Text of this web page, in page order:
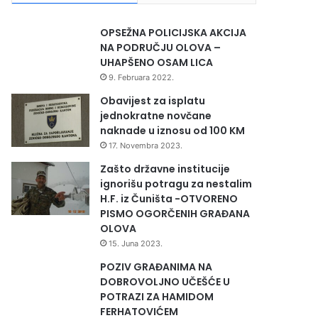
OPSEŽNA POLICIJSKA AKCIJA
NA PODRUČJU OLOVA –
UHAPŠENO OSAM LICA
9. Februara 2022.
Obavijest za isplatu
jednokratne novčane
naknade u iznosu od 100 KM
17. Novembra 2023.
Zašto državne institucije
ignorišu potragu za nestalim
H.F. iz Čuništa -OTVORENO
PISMO OGORČENIH GRAĐANA
OLOVA
15. Juna 2023.
POZIV GRAĐANIMA NA
DOBROVOLJNO UČEŠĆE U
POTRAZI ZA HAMIDOM
FERHATOVIĆEM